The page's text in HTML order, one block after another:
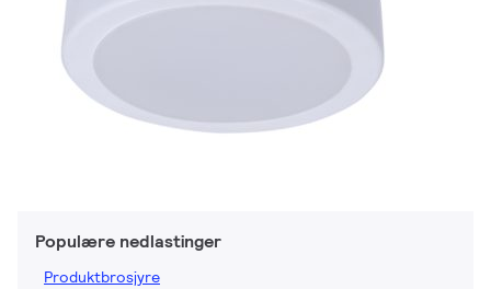
Populære nedlastinger
Produktbrosjyre